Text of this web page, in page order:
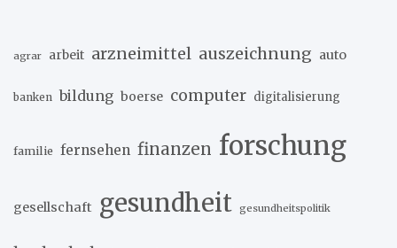
agrar arbeit arzneimittel auszeichnung auto
banken bildung boerse computer digitalisierung
familie fernsehen finanzen forschung
gesellschaft gesundheit gesundheitspolitik